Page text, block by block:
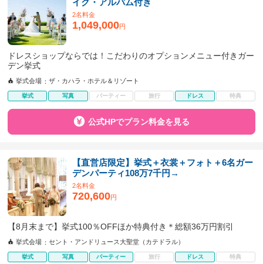
イク・アルバム付き
2名料金
1,049,000円
ドレスショップならでは！こだわりのオプションメニュー付きガー
デン挙式
挙式会場 ザ・カハラ・ホテル＆リゾート
挙式 写真 パーティー 旅行 ドレス 特典
公式HPでプラン料金を見る
【直営店限定】挙式＋衣裳＋フォト＋6名ガー
デンパーティ108万7千円→
2名料金
720,600円
【8月末まで】挙式100％OFFほか特典付き＊総額36万円割引
挙式会場 セント・アンドリュース大聖堂（カテドラル）
挙式 写真 パーティー 旅行 ドレス 特典